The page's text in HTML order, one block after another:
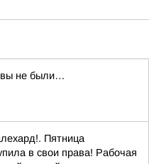
не были…
Пятница
в свои права! Рабочая